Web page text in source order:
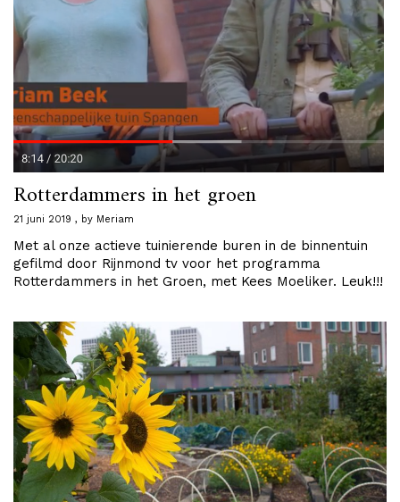
Rotterdammers in het groen
21 juni 2019 by Meriam
Met al onze actieve tuinierende buren in de binnentuin
gefilmd door Rijnmond tv voor het programma
Rotterdammers in het Groen, met Kees Moeliker. Leuk!!!